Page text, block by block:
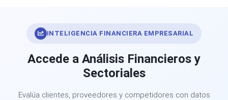
INTELIGENCIA FINANCIERA EMPRESARIAL
Accede a Análisis Financieros y
Sectoriales
Evalúa clientes, proveedores y competidores con datos